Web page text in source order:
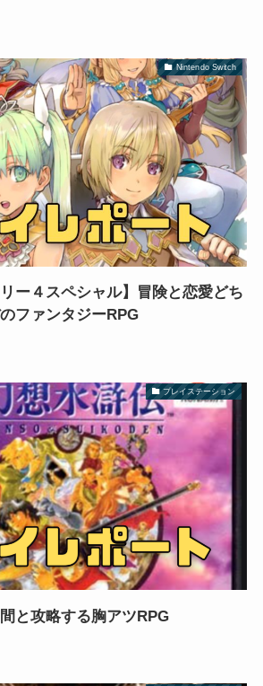
Nintendo Switch
ー４スペシャル】冒険と恋愛どち
ファンタジーRPG
プレイステーション
と攻略する胸アツRPG